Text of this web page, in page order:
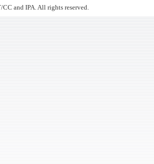
and IPA. All rights reserved.